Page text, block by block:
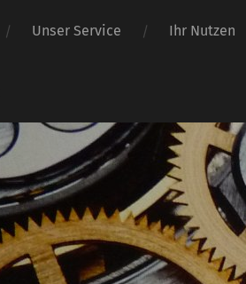
Unser Service Ihr Nutzen